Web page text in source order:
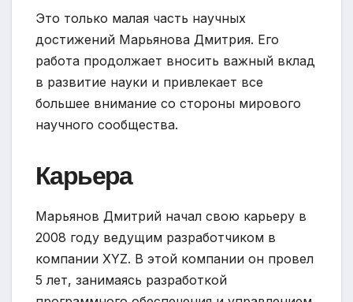
Это только малая часть научных
достижений Марьянова Дмитрия. Его
работа продолжает вносить важный вклад
в развитие науки и привлекает все
большее внимание со стороны мирового
научного сообщества.
Карьера
Марьянов Дмитрий начал свою карьеру в
2008 году ведущим разработчиком в
компании XYZ. В этой компании он провел
5 лет, занимаясь разработкой